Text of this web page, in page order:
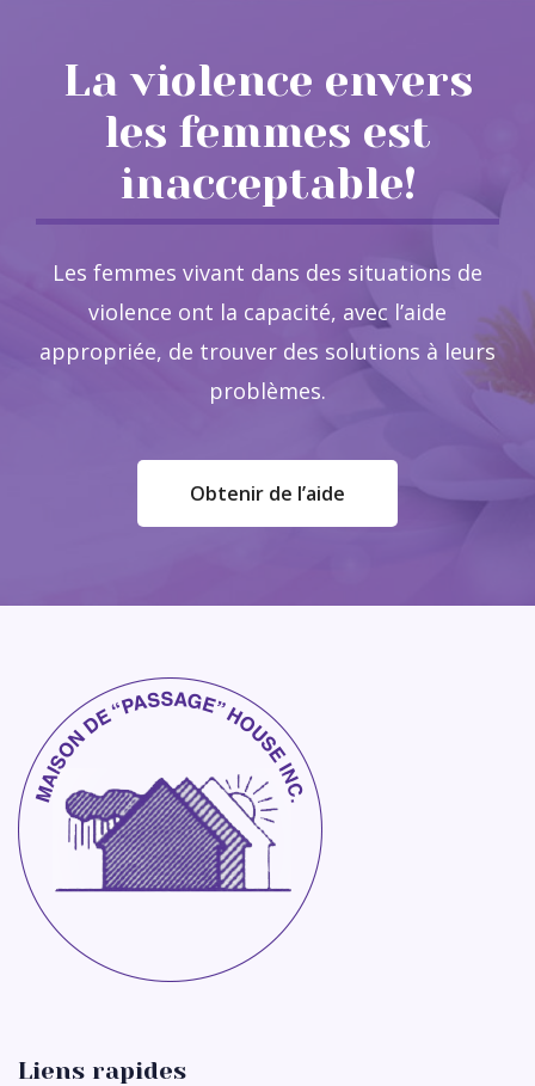
La violence envers
les femmes est
inacceptable!
Les femmes vivant dans des situations de
violence ont la capacité, avec l’aide
appropriée, de trouver des solutions à leurs
problèmes.
Obtenir de l’aide
Liens rapides